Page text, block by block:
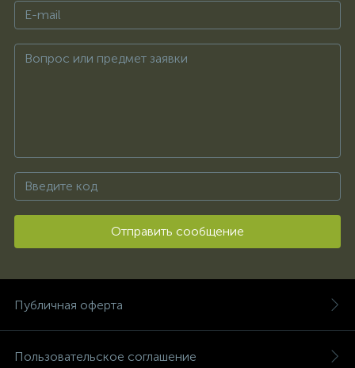
Отправить сообщение
Публичная оферта
Пользовательское соглашение